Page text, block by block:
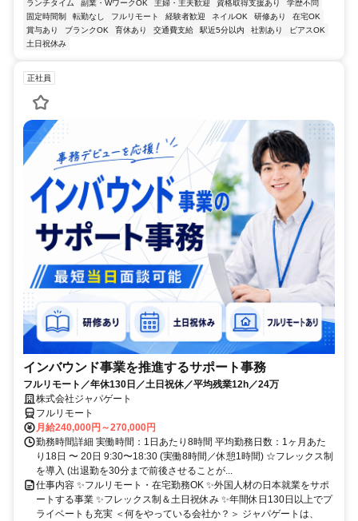
ランチタイム 副業・WワークOK 主婦・主夫歓迎 資格取得支援あり
学歴不問
固定時間制
転勤なし フルリモート 経験者歓迎 ネイルOK 研修あり
在宅OK
賞与あり
ブランクOK 育休あり 交通費支給 駅近5分以内 社割あり
ピアスOK
土日祝休み
正社員
インバウンド事業を推進するサポート事務
フルリモート／年休130日／土日祝休／平均残業12h／24万
株式会社ジャパゲート
フルリモート
月給240,000円～270,000円
勤務時間詳細 実働時間：1日あたり8時間 平均勤務日数：1ヶ月あた
り18日 〜 20日 9:30〜18:30 (実働8時間／休憩1時間) ☆フレックス制
を導入 (出退勤を30分まで前後させることが...
仕事内容 ✨フルリモート・在宅勤務OK ✨外国人材の日本就業をサポ
ートする事業 ✨フレックス制＆土日祝休み ✨年間休日130日以上でプ
ライベートも充実 ＜何をやっている会社か？＞ ジャパゲートは、